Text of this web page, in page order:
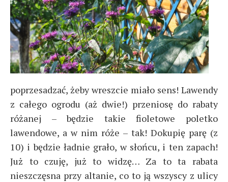
poprzesadzać, żeby wreszcie miało sens! Lawendy
z całego ogrodu (aż dwie!) przeniosę do rabaty
różanej – będzie takie fioletowe poletko
lawendowe, a w nim róże – tak! Dokupię parę (z
10) i będzie ładnie grało, w słońcu, i ten zapach!
Już to czuję, już to widzę… Za to ta rabata
nieszczęsna przy altanie, co to ją wszyscy z ulicy